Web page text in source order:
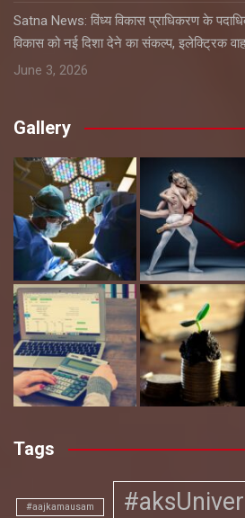
Satna News: विंध्य विकास प्राधिकरण के
विकास को नई दिशा देने का संकल्प, इलेक्ट्रिक
June 3, 2026
Gallery
Tags
#aajkamausam